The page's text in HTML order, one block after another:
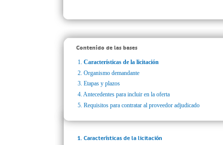
Contenido de las bases
1. Características de la licitación
2. Organismo demandante
3. Etapas y plazos
4. Antecedentes para incluir en la oferta
5. Requisitos para contratar al proveedor adjudicado
1. Características de la licitación